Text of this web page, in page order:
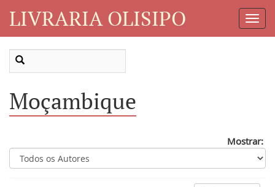
LIVRARIA OLISIPO
Moçambique
Mostrar: